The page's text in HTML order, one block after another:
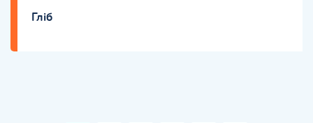
Гліб